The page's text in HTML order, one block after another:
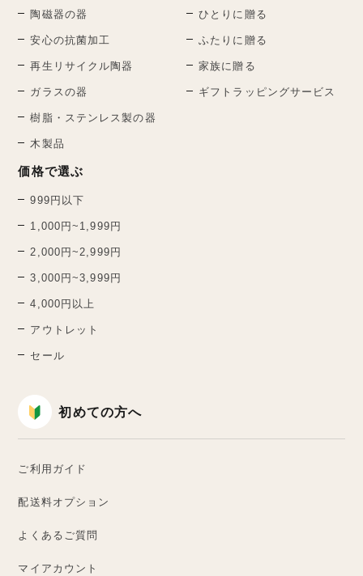
陶磁器の器
安心の抗菌加工
再生リサイクル陶器
ガラスの器
樹脂・ステンレス製の器
木製品
価格で選ぶ
999円以下
1,000円~1,999円
2,000円~2,999円
3,000円~3,999円
4,000円以上
アウトレット
セール
ひとりに贈る
ふたりに贈る
家族に贈る
ギフトラッピングサービス
初めての方へ
ご利用ガイド
配送料オプション
よくあるご質問
マイアカウント